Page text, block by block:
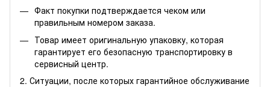
Факт покупки подтверждается чеком или
правильным номером заказа.
Товар имеет оригинальную упаковку, которая
гарантирует его безопасную транспортировку в
сервисный центр.
2. Ситуации, после которых гарантийное обслуживание